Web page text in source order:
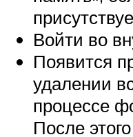
Войти во
Появится
удалении
процессе
После